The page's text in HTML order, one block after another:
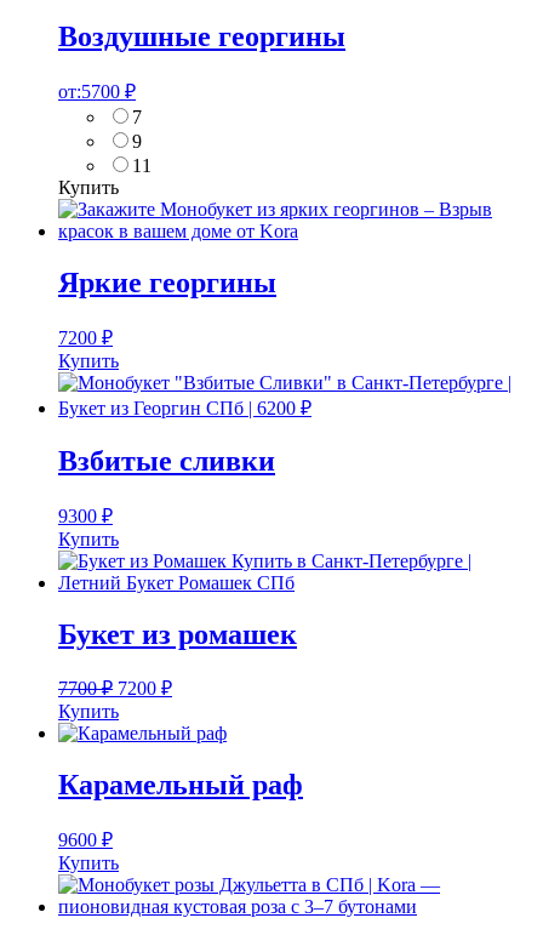
Воздушные георгины
от:5700 ₽
7
9
11
Купить
Яркие георгины
7200 ₽
Купить
Взбитые сливки
9300 ₽
Купить
Букет из ромашек
7700₽ 7200 ₽
Купить
Карамельный раф
9600 ₽
Купить